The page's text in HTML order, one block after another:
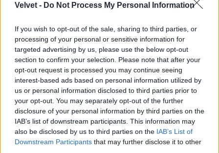
Velvet - Do Not Process My Personal Information
If you wish to opt-out of the sale, sharing to third parties, or
processing of your personal or sensitive information for
targeted advertising by us, please use the below opt-out
section to confirm your selection. Please note that after your
opt-out request is processed you may continue seeing
interest-based ads based on personal information utilized by
us or personal information disclosed to third parties prior to
your opt-out. You may separately opt-out of the further
disclosure of your personal information by third parties on the
IAB’s list of downstream participants. This information may
also be disclosed by us to third parties on the IAB’s List of
Downstream Participants that may further disclose it to other